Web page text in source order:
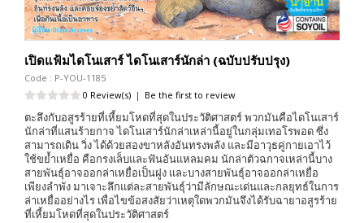
เปิดแฟ้มไดโนเสาร์ ไดโนเสาร์นักล่า (ฉบับปรับปรุง)
Code : P-YOU-1185
0 Review(s) | Be the first to review
ตะลึงกับอสูรร้ายที่เหี้ยมโหดที่สุดในประวัติศาสตร์ พวกมันคือไดโนเสาร์
นักล่าที่แสนร้ายกาจ ไดโนเสาร์นักล่าเหล่านี้อยู่ในกลุ่มเทอโรพอด ซึ่ง
สามารถเดิน วิ่ง ได้ด้วยสองขาหลังอันทรงพลัง และมีอาวุธคู่กายเอาไว้
ใช้ขย้ำเหยื่อ คือกรงเล็บและฟันอันแหลมคม นักล่าตัวฉกาจเหล่านี้บาง
สายพันธุ์อาจออกล่าเหยื่อเป็นฝูง และบางสายพันธุ์อาจออกล่าเหยื่อ
เพียงลำพัง มาเจาะลึกแต่ละสายพันธุ์ว่ามีลักษณะเด่นและกลยุทธ์ในการ
ล่าเหยื่ออย่างไร เพื่อไขข้อสงสัยว่าเหตุใดพวกมันจึงได้รับฉายาอสูรร้าย
ที่เหี้ยมโหดที่สุดในประวัติศาสตร์